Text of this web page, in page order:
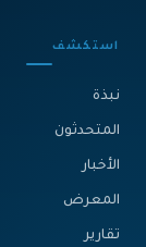
استكشف
نبذة‎
المتحدثون
الأخبار
المعرض
تقارير